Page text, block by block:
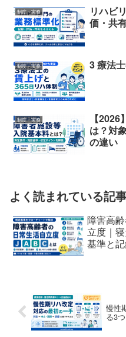
制度・実務
リハビ
価・共
制度・実務 3 療法
制度・実務
【
は？対
の違い
よく読まれている記
障害高
立度｜
基準と
慢性
る3つ